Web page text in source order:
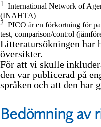
1. International Network of
(INAHTA)
2. PICO är en förkortning för
test, comparison/control
Litteratursökningen har
översikter.
För att vi skulle
den var publicerad på
språken och att den har
Bedömning av